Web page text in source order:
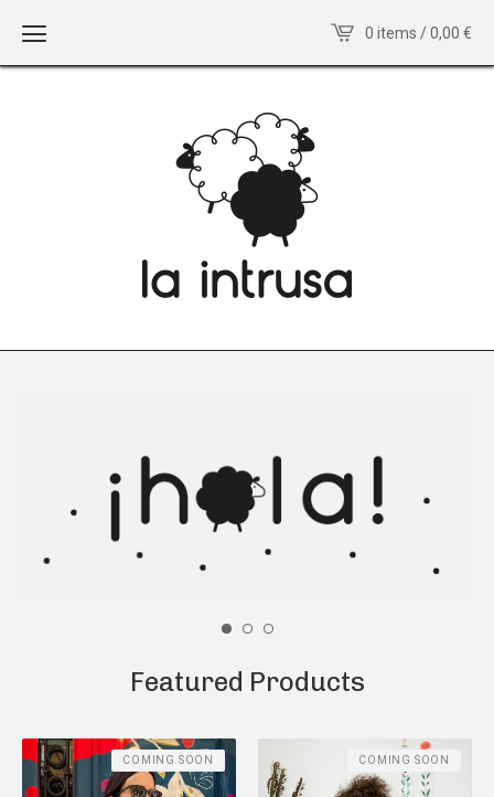
0 items / 0,00 €
Featured Products
COMING SOON COMING SOON